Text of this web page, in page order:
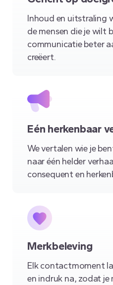
Inhoud en uitstraling
de mensen die je wilt
communicatie beter
creëert.
Eén herkenbaar
We vertalen wie je
naar één helder
consequent en
Merkbeleving
Elk contactmoment
en indruk na, zodat